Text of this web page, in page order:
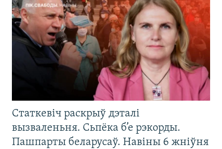
Статкевіч раскрыў дэталі
вызваленьня. Сьпёка б’е рэкорды.
Пашпарты беларусаў. Навіны 6 жніўня